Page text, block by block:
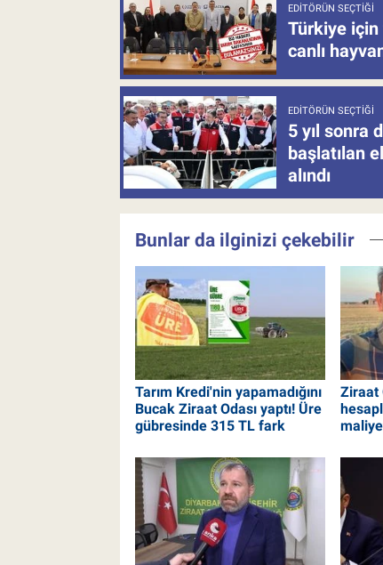
EDITÖRÜN SEÇTIĞI
Türkiye için
canlı
EDITÖRÜN SEÇTIĞI
5 yıl sonra
başlatılan
alındı
Bunlar da ilginizi çekebilir
Tarım Kredi'nin yapamadığını
Bucak Ziraat Odası yaptı! Üre
gübresinde 315 TL fark
Ziraat